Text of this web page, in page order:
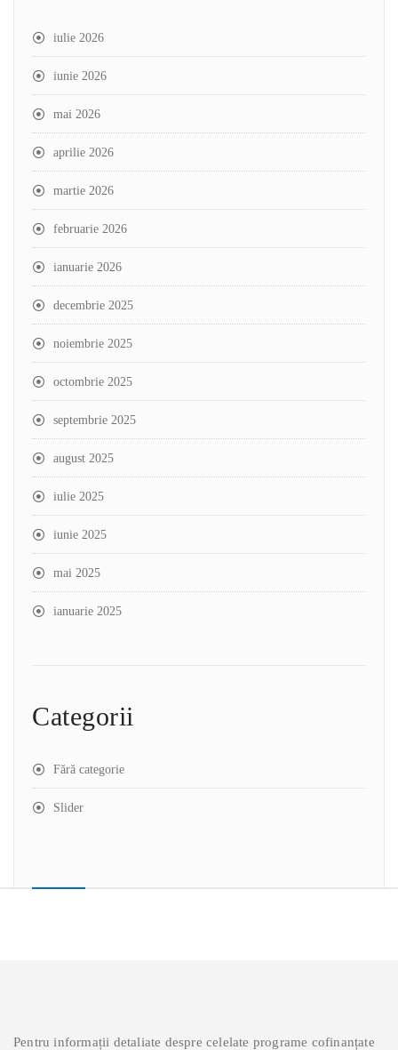
iulie 2026
iunie 2026
mai 2026
aprilie 2026
martie 2026
februarie 2026
ianuarie 2026
decembrie 2025
noiembrie 2025
octombrie 2025
septembrie 2025
august 2025
iulie 2025
iunie 2025
mai 2025
ianuarie 2025
Categorii
Fără categorie
Slider
Pentru informații detaliate despre celelate programe cofinanțate